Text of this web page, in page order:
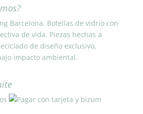
Barcelona. Botellas de vidrio con
de vida. Piezas hechas a
de diseño exclusivo,
impacto ambiental.